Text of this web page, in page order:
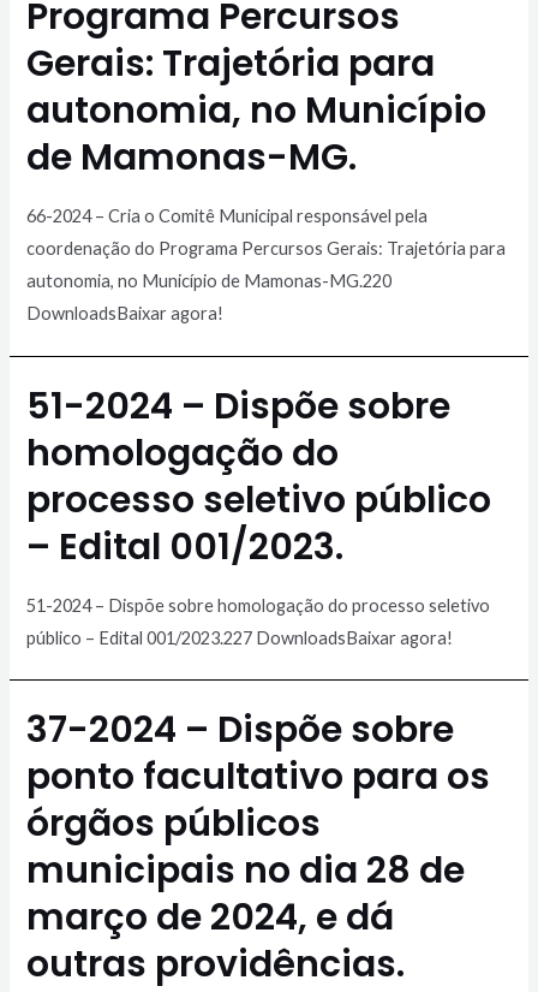
Programa Percursos
Gerais: Trajetória para
autonomia, no Município
de Mamonas-MG.
66-2024 – Cria o Comitê Municipal responsável pela
coordenação do Programa Percursos Gerais: Trajetória para
autonomia, no Município de Mamonas-MG.220
DownloadsBaixar agora!
51-2024 – Dispõe sobre
homologação do
processo seletivo público
– Edital 001/2023.
51-2024 – Dispõe sobre homologação do processo seletivo
público – Edital 001/2023.227 DownloadsBaixar agora!
37-2024 – Dispõe sobre
ponto facultativo para os
órgãos públicos
municipais no dia 28 de
março de 2024, e dá
outras providências.